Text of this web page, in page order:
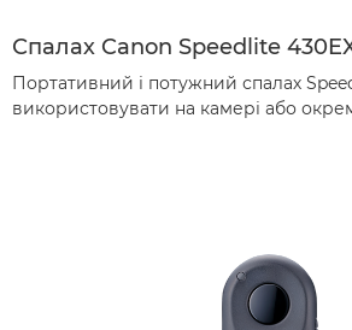
Спалах Canon Speedlite
Портативний і потужний спалах
використовувати на камері або